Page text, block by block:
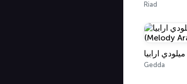
Riad
Gedda